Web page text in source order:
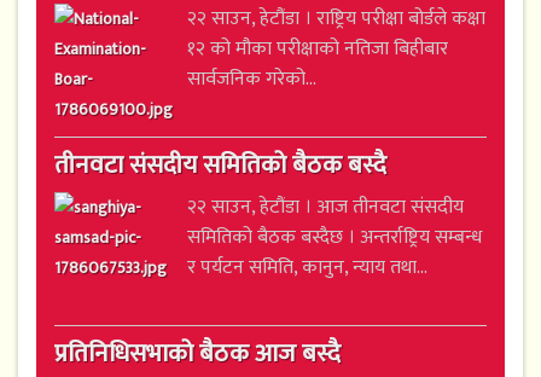
२२ साउन, हेटौंडा । राष्ट्रिय परीक्षा बोर्डले कक्षा
१२ को मौका परीक्षाको नतिजा बिहीबार
सार्वजनिक गरेको...
तीनवटा संसदीय समितिको बैठक बस्दै
२२ साउन, हेटौंडा । आज तीनवटा संसदीय
समितिको बैठक बस्दैछ । अन्तर्राष्ट्रिय सम्बन्ध
र पर्यटन समिति, कानुन, न्याय तथा...
प्रतिनिधिसभाको बैठक आज बस्दै